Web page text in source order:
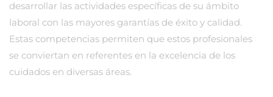
desarrollar las actividades específicas de su ámbito
laboral con las mayores garantías de éxito y calidad.
Estas competencias permiten que estos profesionales
se conviertan en referentes en la excelencia de los
cuidados en diversas áreas.